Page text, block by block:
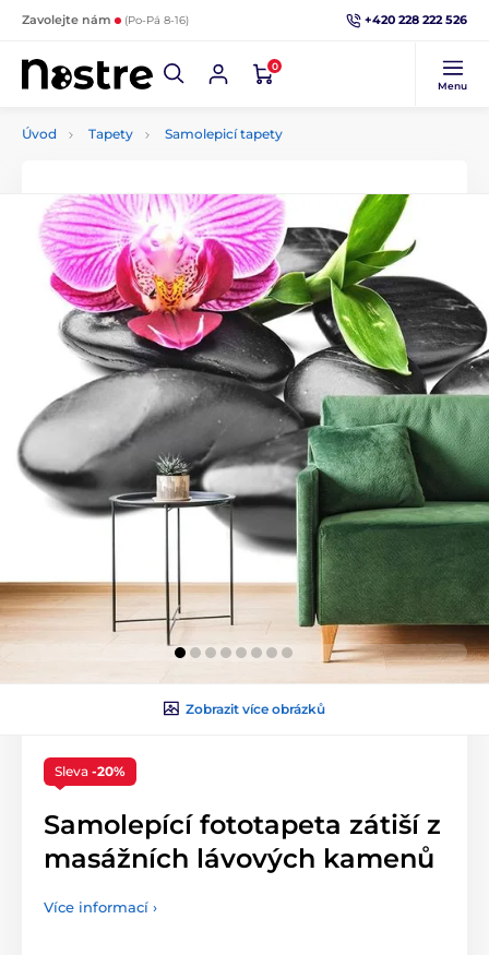
Zavolejte nám (Po-Pá 8-16) +420 228 222 526
0
Menu
Úvod Tapety Samolepicí tapety
Zobrazit více obrázků
Sleva -20%
Samolepící fototapeta zátiší z
masážních lávových kamenů
Více informací ›